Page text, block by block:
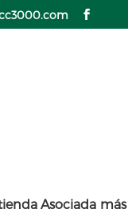
Asociada